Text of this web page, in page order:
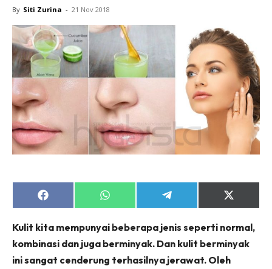
By Siti Zurina - 21 Nov 2018
Share
on
Share
on
Share
on
Share
on
(Twitter)
Kulit kita mempunyai beberapa jenis seperti normal,
kombinasi dan juga berminyak. Dan kulit berminyak
ini sangat cenderung terhasilnya jerawat. Oleh